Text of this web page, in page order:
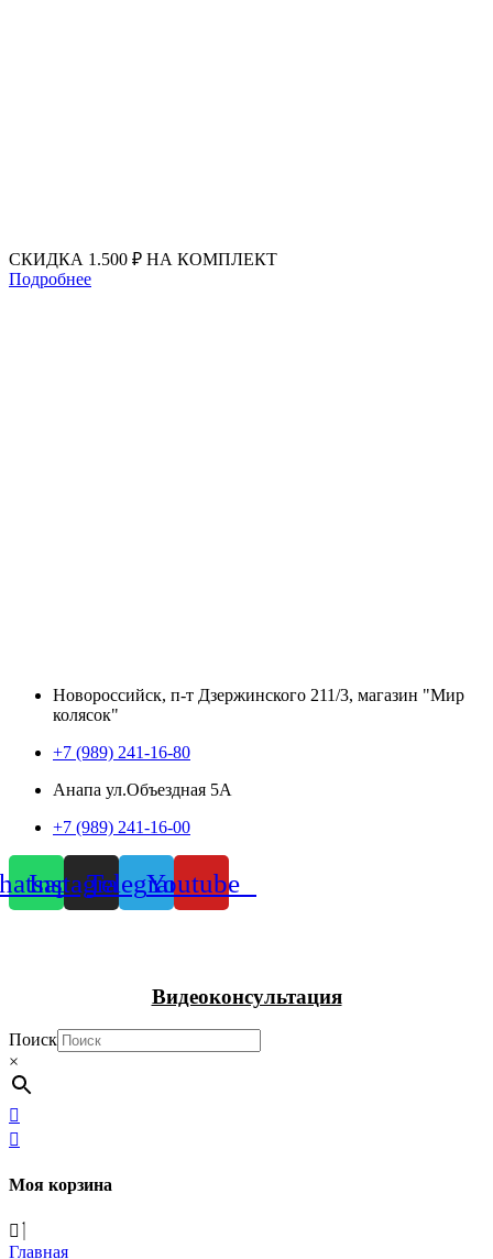
СКИДКА 1.500 ₽ НА КОМПЛЕКТ
Подробнее
Новороссийск, п-т Дзержинского 211/3, магазин "Мир
колясок"
+7 (989) 241-16-80
Анапа ул.Объездная 5А
+7 (989) 241-16-00
InstagramTelegramYoutube
Видеоконсультация
Поиск
×
Моя корзина
Главная